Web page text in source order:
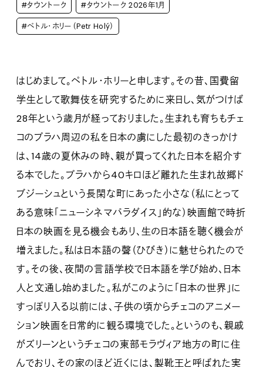
#タウントーク #タウントーク 2026年1月
#ペトル・ホリー（Petr Holý）
はじめまして。ペトル・ホリーと申します。その昔、国費留
学生として歌舞伎を研究するために来日し、気がつけば
28年という歳月が経っておりました。生まれも育ちもチェ
コのプラハ周辺の私を日本の虜にした最初のきっかけ
は、14歳の夏休みの時、親が買ってくれた日本を紹介す
る本でした。プラハから40キロほど離れた生まれ故郷ド
ブジーシュという長閑な町にあった小さな（私にとって
ある意味「ニューシネマパラダイス」的な）映画館で時折
日本の映画を見る機会もあり、生の日本語を聴く機会が
増えました。私は日本語の聲（ひびき）に魅せられたので
す。その後、夜間の言語学校で日本語を学び始め、日本
人と文通し始めました。私がこのように「日本の世界」に
すっぽり入る以前には、子供の頃からチェコのアニメー
ション映画を日常的に観る環境でした。というのも、親戚
がズリーンというチェコの東部モラヴィア地方の町に住
んでおり、その家のほど近くには、製靴王と呼ばれた実